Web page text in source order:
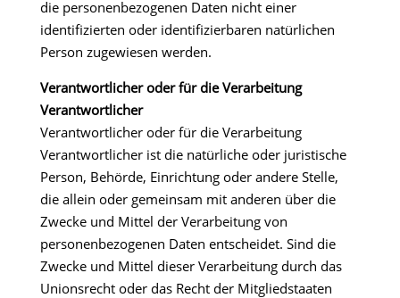
die personenbezogenen Daten nicht einer
identifizierten oder identifizierbaren natürlichen
Person zugewiesen werden.
Verantwortlicher oder für die Verarbeitung
Verantwortlicher
Verantwortlicher oder für die Verarbeitung
Verantwortlicher ist die natürliche oder juristische
Person, Behörde, Einrichtung oder andere Stelle,
die allein oder gemeinsam mit anderen über die
Zwecke und Mittel der Verarbeitung von
personenbezogenen Daten entscheidet. Sind die
Zwecke und Mittel dieser Verarbeitung durch das
Unionsrecht oder das Recht der Mitgliedstaaten